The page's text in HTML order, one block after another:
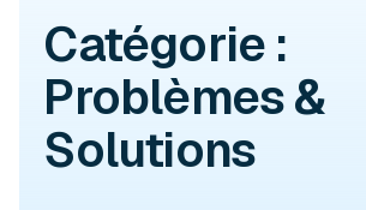
Catégorie :
Problèmes &
Solutions